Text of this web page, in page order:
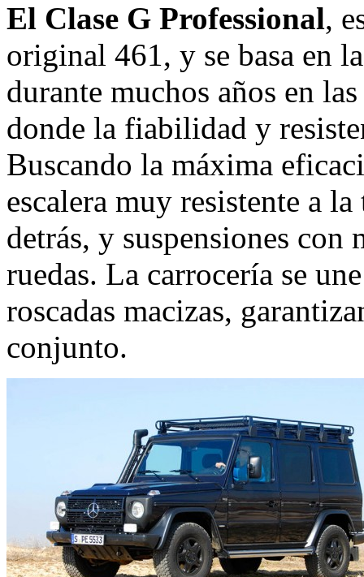
El Clase G Professional,
original 461, y se basa en
durante muchos años en
donde la fiabilidad y
Buscando la máxima
escalera muy resistente a
detrás, y suspensiones
ruedas. La carrocería se
roscadas macizas,
conjunto.